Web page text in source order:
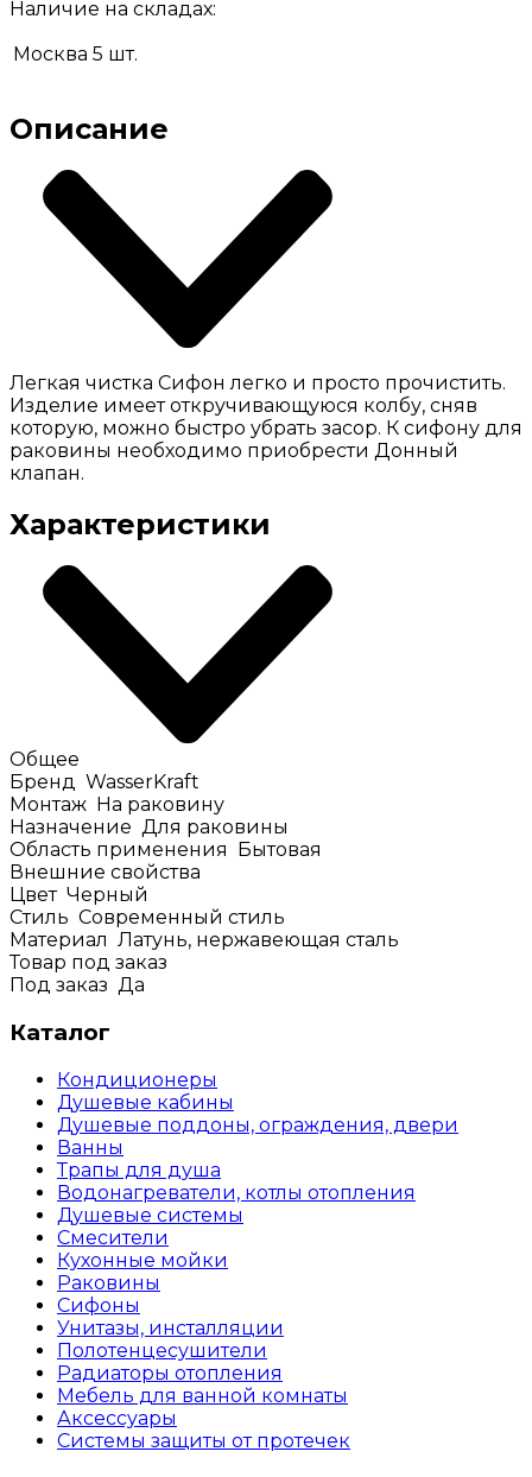
Наличие на складах:
Москва 5 шт.
Описание
Легкая чистка Сифон легко и просто прочистить.
Изделие имеет откручивающуюся колбу, сняв
которую, можно быстро убрать засор. К сифону для
раковины необходимо приобрести Донный
клапан.
Характеристики
Общее
Бренд WasserKraft
Монтаж На раковину
Назначение Для раковины
Область применения
Бытовая
Внешние свойства
Цвет Черный
Стиль Современный стиль
Материал Латунь, нержавеющая сталь
Товар под заказ
Под заказ Да
Каталог
Кондиционеры
Душевые кабины
Душевые поддоны, ограждения, двери
Ванны
Трапы для душа
Водонагреватели, котлы отопления
Душевые системы
Смесители
Кухонные мойки
Раковины
Сифоны
Унитазы, инсталляции
Полотенцесушители
Радиаторы отопления
Мебель для ванной комнаты
Аксессуары
Системы защиты от протечек